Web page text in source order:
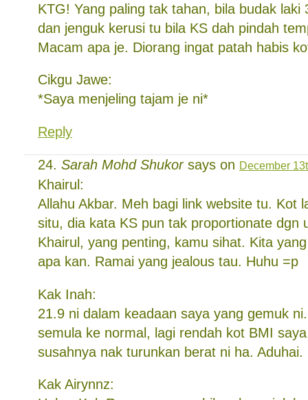
KTG! Yang paling tak tahan, bila budak laki
dan jenguk kerusi tu bila KS dah pindah
Macam apa je. Diorang ingat patah habis
Cikgu Jawe:
*Saya menjeling tajam je ni*
Reply
Sarah Mohd Shukorsays on December
Khairul:
Allahu Akbar. Meh bagi link website tu. Kot
situ, dia kata KS pun tak proportionate dgn
Khairul, yang penting, kamu sihat. Kita
apa kan. Ramai yang jealous tau. Huhu =p
Kak Inah:
21.9 ni dalam keadaan saya yang gemuk
semula ke normal, lagi rendah kot BMI
susahnya nak turunkan berat ni ha. Aduhai.
Kak Airynnz: